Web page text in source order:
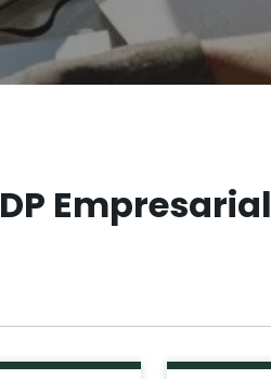
DP Empresarial